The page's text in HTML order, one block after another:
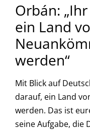
Orbán:
ein Land
werden“
Mit Blick auf
darauf, ein Land
werden. Das ist
seine Aufgabe, die